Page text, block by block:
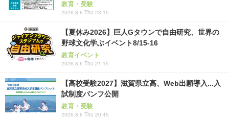
教育・受験
2026.8.6 Thu 23:15
【夏休み2026】巨人Gタウンで自由研究、世界の
野球文化学ぶイベント8/15-16
教育イベント
2026.8.6 Thu 21:15
【高校受験2027】滋賀県立高、Web出願導入...入
試制度パンフ公開
教育・受験
2026.8.6 Thu 20:45